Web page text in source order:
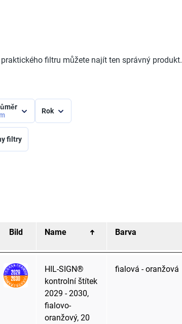
filtru můžete najít ten správný produkt.
Rok
filtry
Bild Name Barva
HIL-SIGN®
kontrolní štítek
2029 - 2030,
fialovo-
oranžový, 20
fialová - oranžová